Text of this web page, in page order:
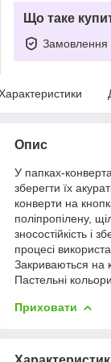
Що таке
Замовлення
Опис
У папках-
зберегти їх
конверти на
поліпропілену,
зносостійкість і
процесі
Закриваються на
Пастельні кольори.
Приховати